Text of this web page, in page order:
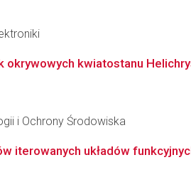
okrywowych kwiatostanu
i Ochrony Środowiska
iterowanych układów